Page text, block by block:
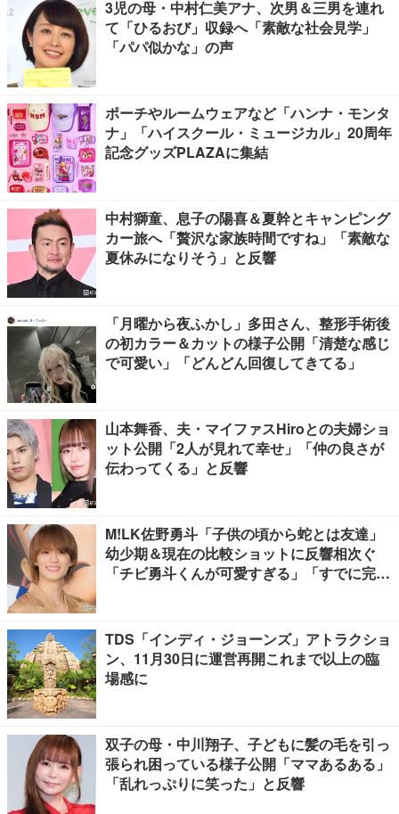
3児の母・中村仁美アナ、次男＆三男を連れ
て「ひるおび」収録へ「素敵な社会見学」
「パパ似かな」の声
ポーチやルームウェアなど「ハンナ・モンタ
ナ」「ハイスクール・ミュージカル」20周年
記念グッズPLAZAに集結
中村獅童、息子の陽喜＆夏幹とキャンピング
カー旅へ「贅沢な家族時間ですね」「素敵な
夏休みになりそう」と反響
「月曜から夜ふかし」多田さん、整形手術後
の初カラー＆カットの様子公開「清楚な感じ
で可愛い」「どんどん回復してきてる」
山本舞香、夫・マイファスHiroとの夫婦ショ
ット公開「2人が見れて幸せ」「仲の良さが
伝わってくる」と反響
M!LK佐野勇斗「子供の頃から蛇とは友達」
幼少期＆現在の比較ショットに反響相次ぐ
「チビ勇斗くんが可愛すぎる」「すでに完成
TDS「インディ・ジョーンズ」アトラクショ
ン、11月30日に運営再開これまで以上の臨
場感に
双子の母・中川翔子、子どもに髪の毛を引っ
張られ困っている様子公開「ママあるある」
「乱れっぷりに笑った」と反響